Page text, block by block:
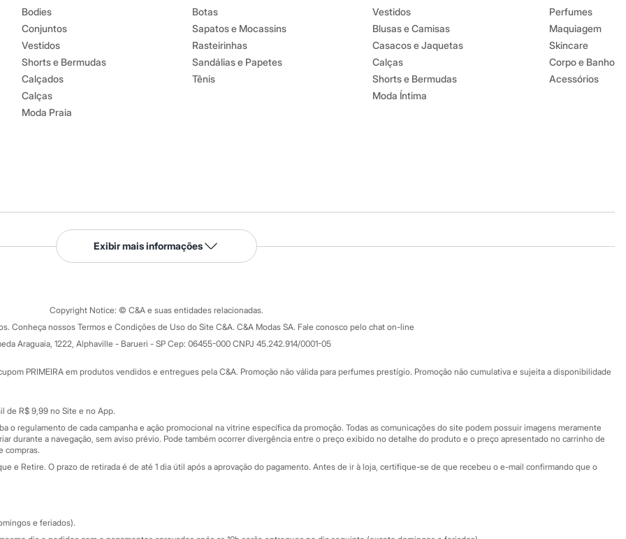
Bodies
Conjuntos
Vestidos
Shorts e Bermudas
Calçados
Calças
Moda Praia
Botas
Sapatos e Mocassins
Rasteirinhas
Sandálias e Papetes
Tênis
Vestidos
Blusas e Camisas
Casacos e Jaquetas
Calças
Shorts e Bermudas
Moda Íntima
Perfumes
Maquiagem
Skincare
Corpo e Banho
Acessórios
Serviços
Tipos de serviços
Formas de pagamento
Todas as vantagens
Minha C&A
Cupons de desconto
Atendimento
Fale conosco
Central de ética
Eventos
Exibir mais informações
Copyright Notice: © C&A e suas entidades relacionadas.
Conheça nossos Termos e Condições de Uso do Site C&A. C&A Modas SA. Fale conosco pelo chat on-line
Araguaia, 1222, Alphaville - Barueri - SP Cep: 06455-000 CNPJ 45.242.914/0001-05
PRIMEIRA em produtos vendidos e entregues pela C&A. Promoção não válida para perfumes prestígio. Promoção não cumulativa e sujeita a disponibilidade
de R$ 9,99 no Site e no App.
o regulamento de cada campanha e ação promocional na vitrine específica da promoção. Todas as comunicações do site podem possuir imagens meramente
durante a navegação, sem aviso prévio. Pode também ocorrer divergência entre o preço exibido no detalhe do produto e o preço apresentado no carrinho de
compras.
e Retire. O prazo de retirada é de até 1 dia útil após a aprovação do pagamento. Antes de ir à loja, certifique-se de que recebeu o e-mail confirmando que o
e feriados).